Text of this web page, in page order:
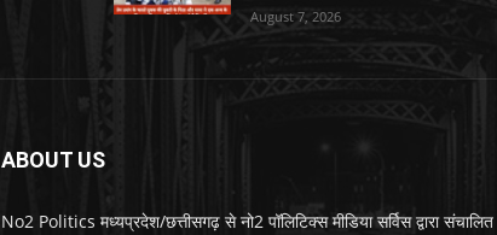
August 7, 2026
ABOUT US
No2 Politics मध्यप्रदेश/छत्तीसगढ़ से नो2 पॉलिटिक्स मीडिया सर्विस द्वारा संचालित